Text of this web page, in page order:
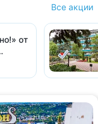
Все акции
от